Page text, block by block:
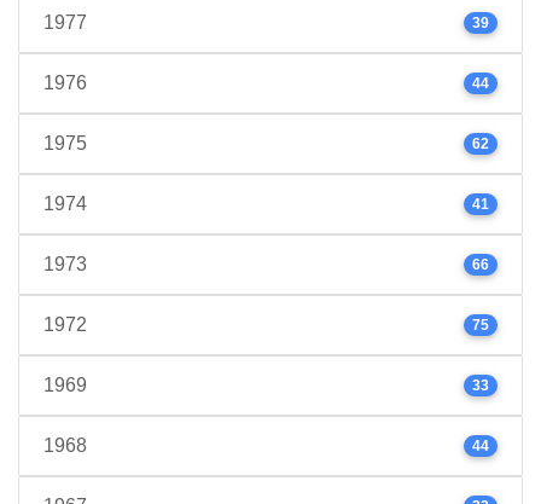
1977 39
1976 44
1975 62
1974 41
1973 66
1972 75
1969 33
1968 44